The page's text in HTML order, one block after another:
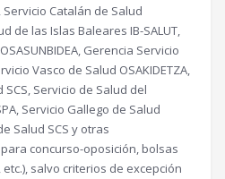
Catalán de Salud
de las Islas Baleares IB-SALUT,
Gerencia Servicio
Vasco de Salud OSAKIDETZA,
Servicio de Salud del
Servicio Gallego de Salud
Salud SCS y otras
concurso-oposición, bolsas
salvo criterios de excepción